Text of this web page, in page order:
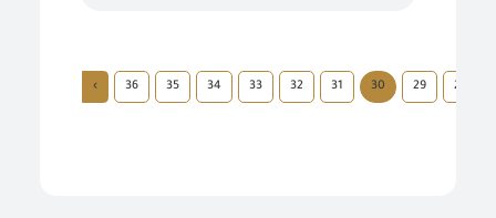
28
29
30
31
32
33
34
35
36
›